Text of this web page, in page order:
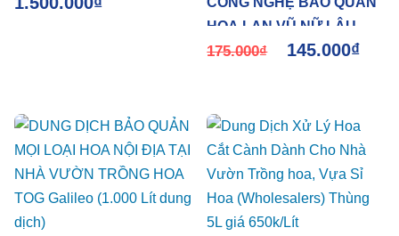
HOA LAN VŨ NỮ LÂU
TÀN SAU THU HOẠCH
DƯỠNG HOA TOG
GALILEO
175.000₫ 145.000₫